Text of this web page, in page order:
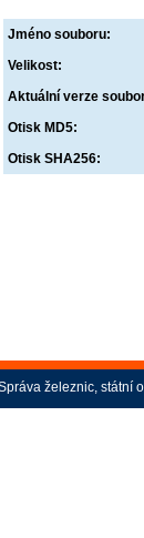
Jméno souboru:
Velikost:
Aktuální verze
Otisk MD5:
Otisk SHA256:
železnic, státní